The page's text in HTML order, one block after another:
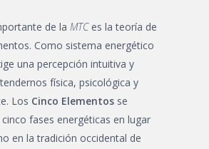
de la MTCes la teoría de
Como sistema energético
una percepción intuitiva y
física, psicológica y
Los Cinco Elementos se
fases energéticas en lugar
en la tradición occidental de